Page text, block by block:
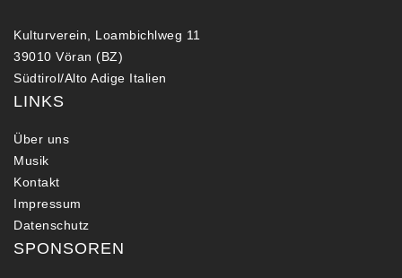
Kulturverein, Loambichlweg 11
39010 Vöran (BZ)
Südtirol/Alto Adige Italien
LINKS
Über uns
Musik
Kontakt
Impressum
Datenschutz
SPONSOREN